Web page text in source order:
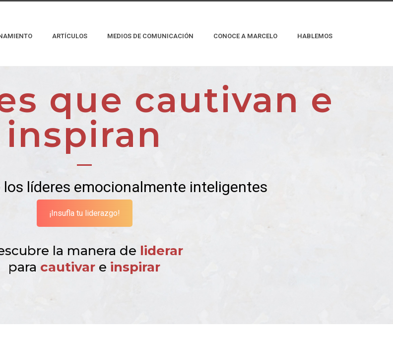
ARTÍCULOS MEDIOS DE COMUNICACIÓN CONOCE A MARCELO HABLEMOS
que cautivan e
inspiran
líderes emocionalmente inteligentes
¡Insufla tu liderazgo!
la manera de liderar
para cautivar e inspirar